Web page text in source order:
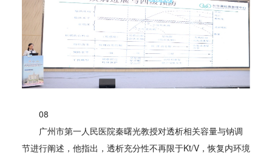
08
广州市第一人民医院秦曙光教授对透析相关容量与钠调
节进行阐述，他指出，透析充分性不再限于Kt/V，恢复内环境